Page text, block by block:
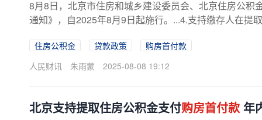
8月8日，北京市住房和城乡建设委员会、北京住房公积
通知》，自2025年8月9日起施行。...4.支持缴存人在提
住房公积金 贷款政策
购房首付款
人民财讯
朱雨蒙 2025-08-08 19:12
北京支持提取住房公积金支付购房首付款年